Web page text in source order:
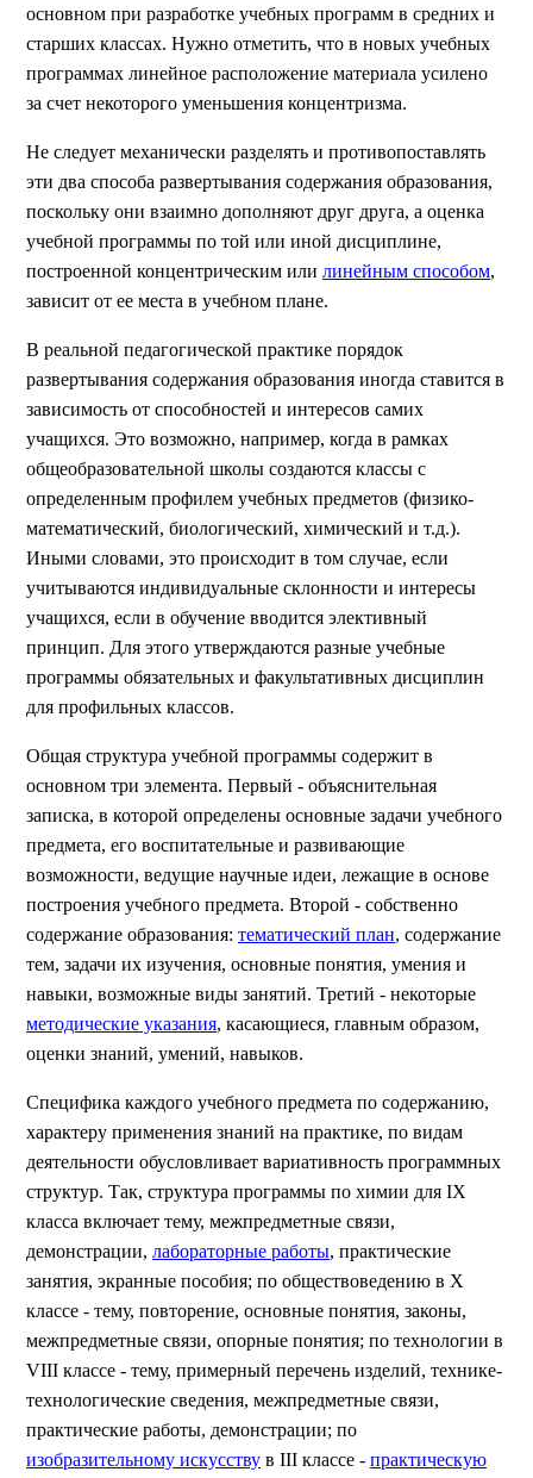
основном при разработке учебных программ в средних и
старших классах. Нужно отметить, что в новых учебных
программах линейное расположение материала усилено
за счет некоторого уменьшения концентризма.
Не следует механически разделять и противопоставлять
эти два способа развертывания содержания образования,
поскольку они взаимно дополняют друг друга, а оценка
учебной программы по той или иной дисциплине,
построенной концентрическим или линейным способом,
зависит от ее места в учебном плане.
В реальной педагогической практике порядок
развертывания содержания образования иногда ставится в
зависимость от способностей и интересов самих
учащихся. Это возможно, например, когда в рамках
общеобразовательной школы создаются классы с
определенным профилем учебных предметов (физико-
математический, биологический, химический и т.д.).
Иными словами, это происходит в том случае, если
учитываются индивидуальные склонности и интересы
учащихся, если в обучение вводится элективный
принцип. Для этого утверждаются разные учебные
программы обязательных и факультативных дисциплин
для профильных классов.
Общая структура учебной программы содержит в
основном три элемента. Первый - объяснительная
записка, в которой определены основные задачи учебного
предмета, его воспитательные и развивающие
возможности, ведущие научные идеи, лежащие в основе
построения учебного предмета. Второй - собственно
содержание образования: тематический план, содержание
тем, задачи их изучения, основные понятия, умения и
навыки, возможные виды занятий. Третий - некоторые
методические указания, касающиеся, главным образом,
оценки знаний, умений, навыков.
Специфика каждого учебного предмета по содержанию,
характеру применения знаний на практике, по видам
деятельности обусловливает вариативность программных
структур. Так, структура программы по химии для IX
класса включает тему, межпредметные связи,
демонстрации, лабораторные работы, практические
занятия, экранные пособия; по обществоведению в X
классе - тему, повторение, основные понятия, законы,
межпредметные связи, опорные понятия; по технологии в
VIII классе - тему, примерный перечень изделий, технике-
технологические сведения, межпредметные связи,
практические работы, демонстрации; по
изобразительному искусству в III классе - практическую